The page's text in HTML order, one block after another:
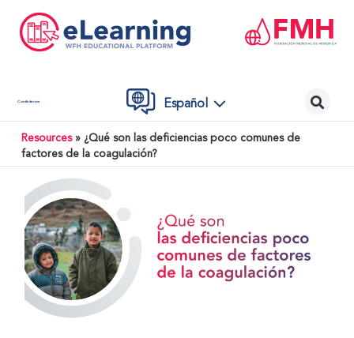
Contáctenos Español
Resources» ¿Qué son las deficiencias poco comunes de
factores de la coagulación?